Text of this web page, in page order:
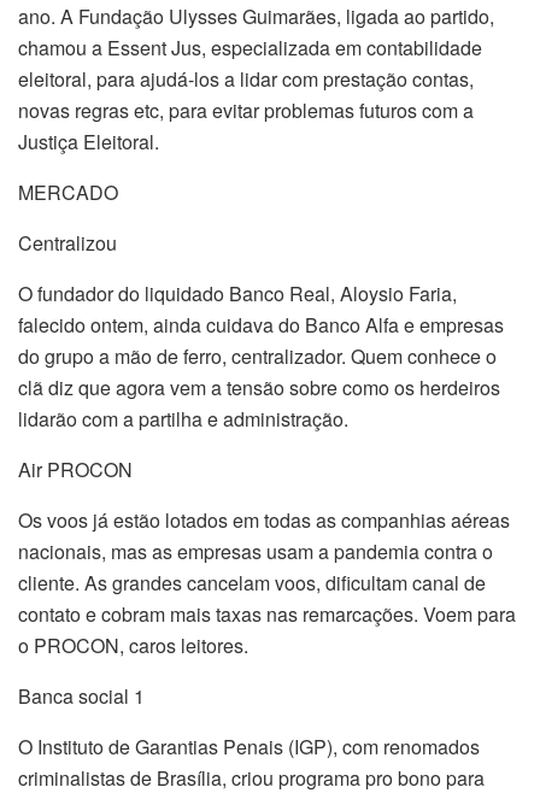
ano. A Fundação Ulysses Guimarães, ligada ao partido,
chamou a Essent Jus, especializada em contabilidade
eleitoral, para ajudá-los a lidar com prestação contas,
novas regras etc, para evitar problemas futuros com a
Justiça Eleitoral.
MERCADO
Centralizou
O fundador do liquidado Banco Real, Aloysio Faria,
falecido ontem, ainda cuidava do Banco Alfa e empresas
do grupo a mão de ferro, centralizador. Quem conhece o
clã diz que agora vem a tensão sobre como os herdeiros
lidarão com a partilha e administração.
Air PROCON
Os voos já estão lotados em todas as companhias aéreas
nacionais, mas as empresas usam a pandemia contra o
cliente. As grandes cancelam voos, dificultam canal de
contato e cobram mais taxas nas remarcações. Voem para
o PROCON, caros leitores.
Banca social 1
O Instituto de Garantias Penais (IGP), com renomados
criminalistas de Brasília, criou programa pro bono para